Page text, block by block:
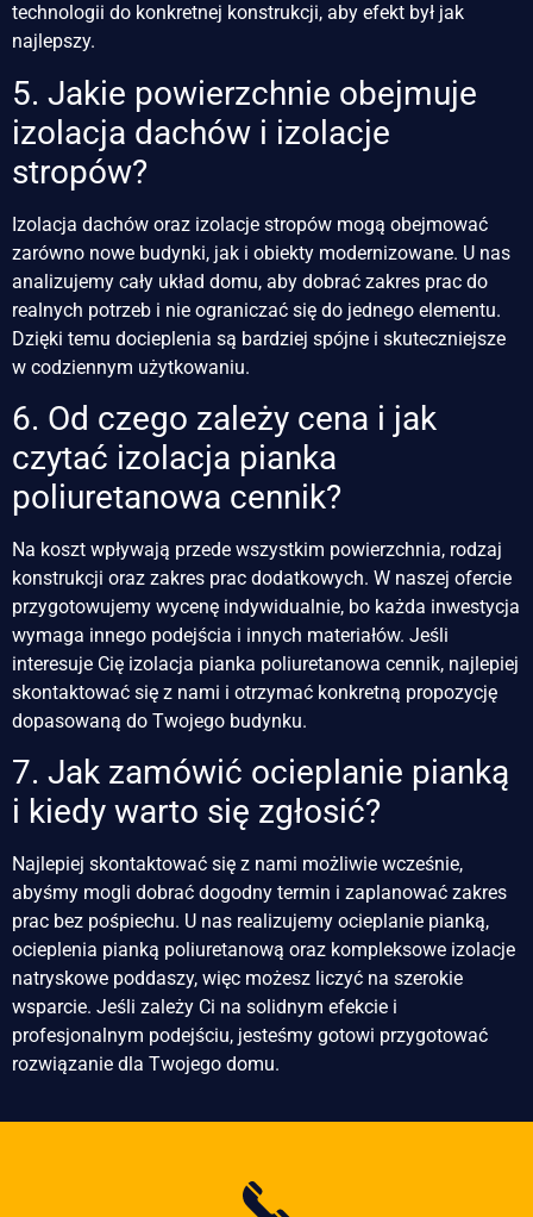
technologii do konkretnej konstrukcji, aby efekt był jak
najlepszy.
5. Jakie powierzchnie obejmuje
izolacja dachów i izolacje
stropów?
Izolacja dachów oraz izolacje stropów mogą obejmować
zarówno nowe budynki, jak i obiekty modernizowane. U nas
analizujemy cały układ domu, aby dobrać zakres prac do
realnych potrzeb i nie ograniczać się do jednego elementu.
Dzięki temu docieplenia są bardziej spójne i skuteczniejsze
w codziennym użytkowaniu.
6. Od czego zależy cena i jak
czytać izolacja pianka
poliuretanowa cennik?
Na koszt wpływają przede wszystkim powierzchnia, rodzaj
konstrukcji oraz zakres prac dodatkowych. W naszej ofercie
przygotowujemy wycenę indywidualnie, bo każda inwestycja
wymaga innego podejścia i innych materiałów. Jeśli
interesuje Cię izolacja pianka poliuretanowa cennik, najlepiej
skontaktować się z nami i otrzymać konkretną propozycję
dopasowaną do Twojego budynku.
7. Jak zamówić ocieplanie pianką
i kiedy warto się zgłosić?
Najlepiej skontaktować się z nami możliwie wcześnie,
abyśmy mogli dobrać dogodny termin i zaplanować zakres
prac bez pośpiechu. U nas realizujemy ocieplanie pianką,
ocieplenia pianką poliuretanową oraz kompleksowe izolacje
natryskowe poddaszy, więc możesz liczyć na szerokie
wsparcie. Jeśli zależy Ci na solidnym efekcie i
profesjonalnym podejściu, jesteśmy gotowi przygotować
rozwiązanie dla Twojego domu.